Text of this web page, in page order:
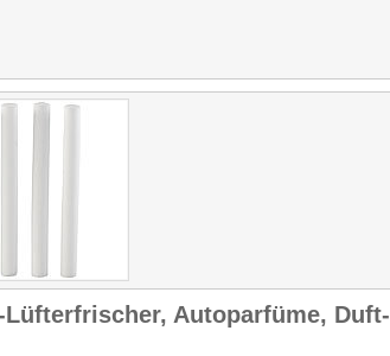
Autoparfüme, Duft-